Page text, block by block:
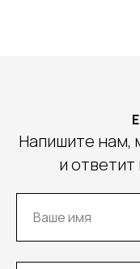
Напишите нам,
и